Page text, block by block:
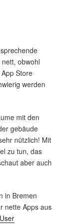
obwohl
Store
werden
mit den
gebäude
nützlich! Mit
zu tun, das
aber auch
in Bremen
nette Apps aus